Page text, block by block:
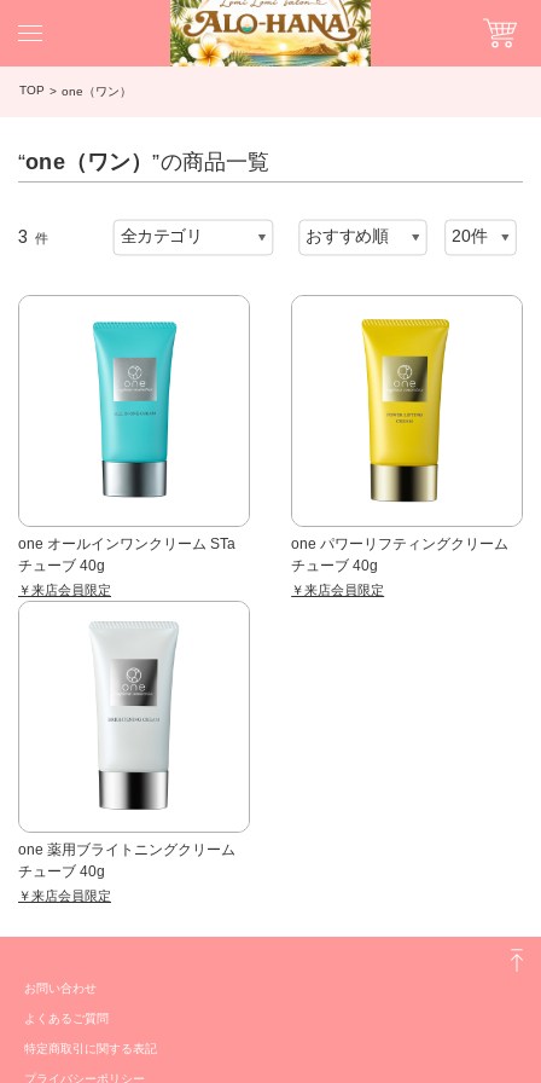
TOP one（ワン）
“one（ワン）”の商品一覧
3 件
one オールインワンクリーム STa
チューブ 40g
￥来店会員限定
one パワーリフティングクリーム
チューブ 40g
￥来店会員限定
one 薬用ブライトニングクリーム
チューブ 40g
￥来店会員限定
お問い合わせ
よくあるご質問
特定商取引に関する表記
プライバシーポリシー